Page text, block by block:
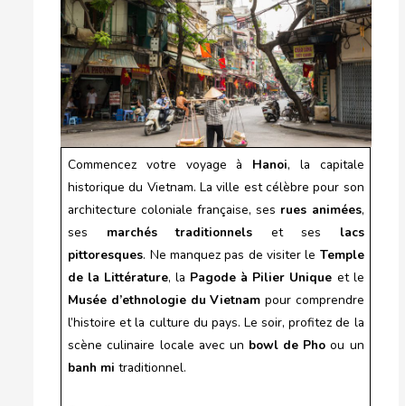
Commencez votre voyage à Hanoi, la capitale
historique du Vietnam. La ville est célèbre pour son
architecture coloniale française, ses rues animées,
ses marchés traditionnels et ses lacs
pittoresques. Ne manquez pas de visiter le Temple
de la Littérature, la Pagode à Pilier Unique et le
Musée d’ethnologie du Vietnam pour comprendre
l’histoire et la culture du pays. Le soir, profitez de la
scène culinaire locale avec un bowl de Pho ou un
banh mi traditionnel.